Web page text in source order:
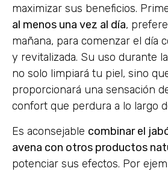
maximizar sus beneficios.
al menos una vez al día,
mañana, para comenzar el día
y revitalizada. Su uso durante
no solo limpiará tu piel, sino
proporcionará una sensación
confort que perdura a lo largo
Es aconsejable combinar el
avena con otros productos
potenciar sus efectos. Por